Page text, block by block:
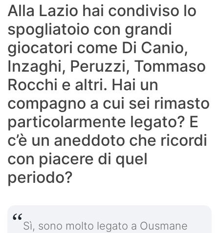
Alla Lazio hai condiviso lo
spogliatoio con grandi
giocatori come Di Canio,
Inzaghi, Peruzzi, Tommaso
Rocchi e altri. Hai un
compagno a cui sei rimasto
particolarmente legato? E
c’è un aneddoto che ricordi
con piacere di quel
periodo?
Sì, sono molto legato a Ousmane